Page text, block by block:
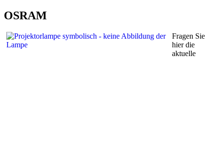
OSRAM
Fragen Sie
hier die
aktuelle